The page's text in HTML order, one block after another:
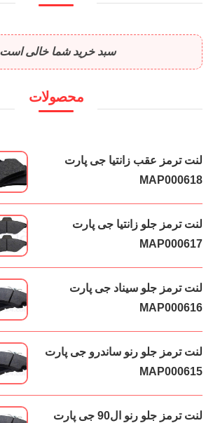
سبد خرید شما خالی
محصولات
لنت ترمز عقب زانتیا جی پارت
MAP000618
لنت ترمز جلو زانتیا جی پارت
MAP000617
لنت ترمز جلو سیناد جی پارت
MAP000616
لنت ترمز جلو رنو ساندرو جی پارت
MAP000615
لنت ترمز جلو رنو ال90 جی پارت